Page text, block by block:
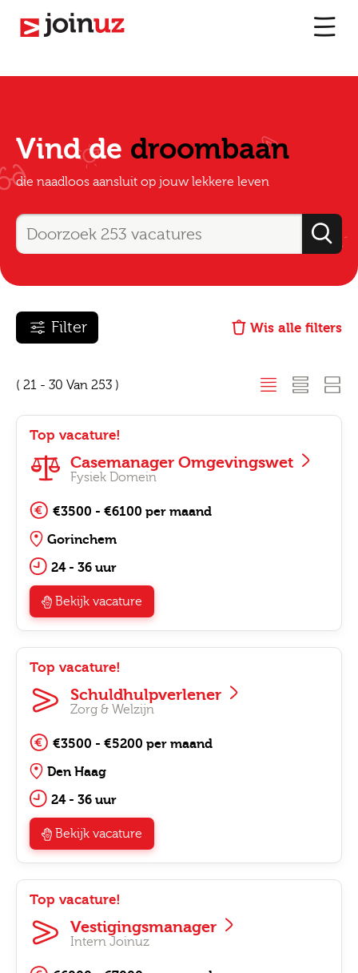
Vind de droombaan
die naadloos aansluit op jouw lekkere leven
Filter Wis alle filters
( 21 - 30 Van 253 )
Casemanager Omgevingswet
Fysiek Domein
Top vacature!
€3500 - €6100 per maand
Gorinchem
24 - 36 uur
Bekijk vacature
Schuldhulpverlener
Zorg & Welzijn
Top vacature!
€3500 - €5200 per maand
Den Haag
24 - 36 uur
Bekijk vacature
Vestigingsmanager
Intern Joinuz
Top vacature!